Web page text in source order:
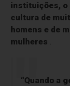
instituições, o
cultura de
homens e de
mulheres .
“Quando a